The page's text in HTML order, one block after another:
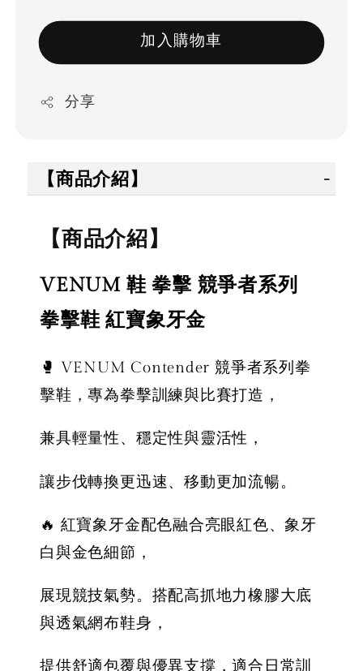
加入購物車
分享
【商品介紹】
【商品介紹】
VENUM 鞋 拳擊 競爭者系列
拳擊鞋 紅寶象牙金
🥊 VENUM Contender 競爭者系列拳
擊鞋，專為拳擊訓練與比賽打造，
兼具輕量性、穩定性與靈活性，
讓步伐轉換更迅速、移動更加流暢。
🔥 紅寶象牙金配色融合亮眼紅色、象牙
白與金色細節，
展現競技氣勢。搭配高抓地力橡膠大底
與透氣網布鞋身，
提供舒適包覆與優異支撐，適合日常訓